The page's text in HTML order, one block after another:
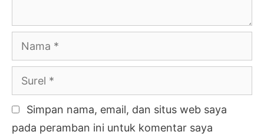
Nama
Surel
Simpan nama, email, dan situs web saya
pada peramban ini untuk komentar saya